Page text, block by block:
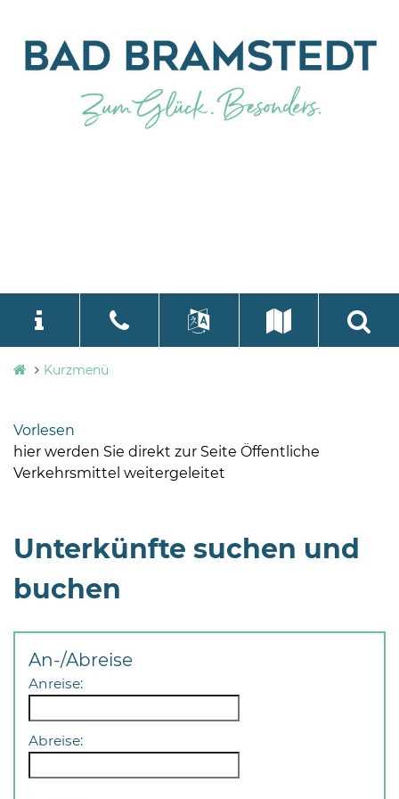
Stadtverwaltung
Bramstedt
Bleeck 15-
19
04192-
506-
Mo,
language
Kurzmenü
Vorlesen
hier werden Sie direkt zur Seite Öffentliche
Verkehrsmittel weitergeleitet
Unterkünfte suchen und
buchen
An-/Abreise
Anreise:
Abreise: